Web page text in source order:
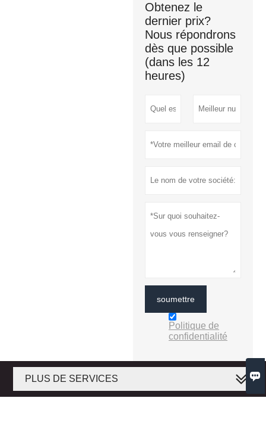

Obtenez le
dernier prix?
Nous répondrons
dès que possible
(dans les 12
heures)
soumettre
Politique de
confidentialité
PLUS DE SERVICES